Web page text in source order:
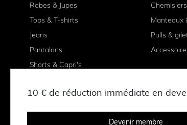
Robes & Jupes
Tops & T-shirts
Jeans
Pantalons
Shorts & Capri's
Manteaux
Pulls &
10 € de réduction immédiate en
Devenir membre